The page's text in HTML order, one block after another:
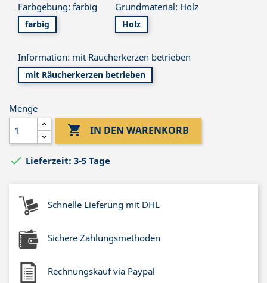
Farbgebung: farbig
farbig
Grundmaterial: Holz
Holz
Information: mit Räucherkerzen betrieben
mit Räucherkerzen betrieben
Menge
 IN DEN WARENKORB
 Lieferzeit: 3-5 Tage
Schnelle Lieferung mit DHL
Sichere Zahlungsmethoden
Rechnungskauf via Paypal